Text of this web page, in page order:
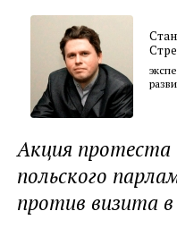
Акция протеста
польского
против визита